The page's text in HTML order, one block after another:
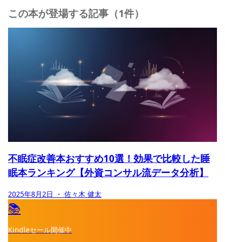
この本が登場する記事（1件）
不眠症改善本おすすめ10選！効果で比較した睡
眠本ランキング【外資コンサル流データ分析】
2025年8月2日 ・ 佐々木 健太
📚
Kindleセール開催中